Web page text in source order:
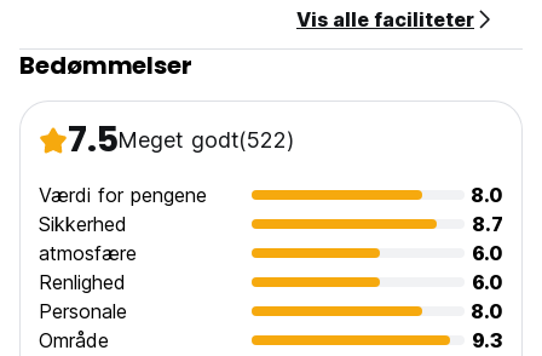
Vis alle faciliteter
Bedømmelser
7.5Meget godt(522)
Værdi for pengene
8.0
Sikkerhed
8.7
atmosfære
6.0
Renlighed
6.0
Personale
8.0
Område
9.3